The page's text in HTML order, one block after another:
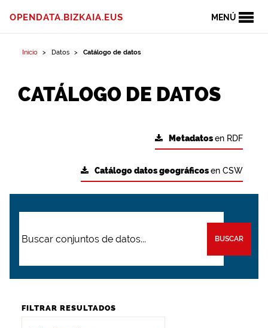
MENÚ
OPENDATA.BIZKAIA.EUS
Inicio Datos Catálogo de datos
CATÁLOGO DE DATOS
Metadatosen RDF
Catálogo datos geográficosen CSW
BUSCAR
FILTRAR RESULTADOS